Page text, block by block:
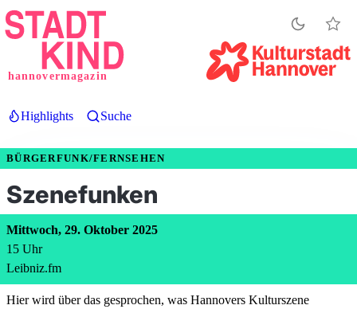
Direkt
zum
hannovermagazin
Highlights Suche
BÜRGERFUNK/FERNSEHEN
Szenefunken
Mittwoch, 29. Oktober 2025
15 Uhr
Leibniz.fm
Hier wird über das gesprochen, was Hannovers Kulturszene